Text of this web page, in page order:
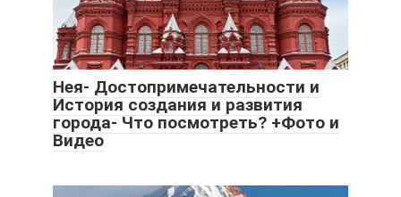
Нея- Достопримечательности и
История создания и развития
города- Что посмотреть? +Фото и
Видео